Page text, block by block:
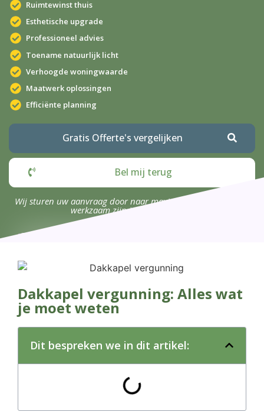
Ruimtewinst thuis
Esthetische upgrade
Professioneel advies
Toename natuurlijk licht
Verhoogde woningwaarde
Maatwerk oplossingen
Efficiënte planning
Gratis Offerte's vergelijken
Bel mij terug
Wij sturen uw aanvraag door naar maximaal 4 bedrijven die
werkzaam zijn in uw omgeving.
Dakkapel vergunning: Alles wat
je moet weten
Dit bespreken we in dit artikel: